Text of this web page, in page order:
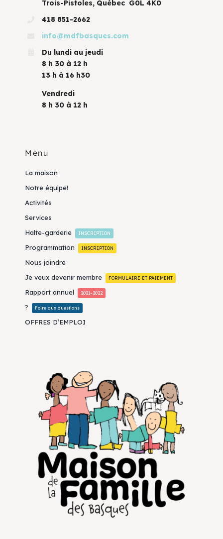
Trois-Pistoles, Québec G0L 4K0
418 851-2662
info@mdfbasques.com
Du lundi au jeudi
8 h 30 à 12 h
13 h à 16 h30
Vendredi
8 h 30 à 12 h
Menu
La maison
Notre équipe!
Activités
Services
Halte-garderie
INSCRIPTION
Programmation INSCRIPTION
Nous joindre
Je veux devenir membre
FORMULAIRE ET PAIEMENT
Rapport annuel 2021-2022
? Foire aux questions
OFFRES D’EMPLOI